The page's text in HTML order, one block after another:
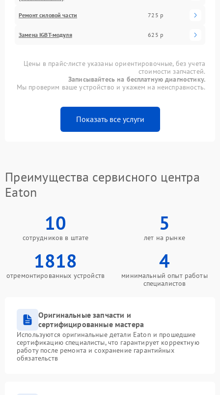
Ремонт силовой части 725 р
Замена IGBT-модуля 625 р
Цены в прайс-листе указаны ориентировочные, без учета
стоимости запчастей.
Записывайтесь на бесплатную диагностику.
Мы проверим ваше устройство и укажем на неисправность.
Показать все услуги
Преимущества сервисного центра
Eaton
10
сотрудников в штате
5
лет на рынке
1818
отремонтированных устройств
4
минимальный опыт работы
специалистов
Оригинальные запчасти и
сертифицированные мастера
Используются оригинальные детали Eaton и прошедшие
сертификацию специалисты, что гарантирует корректную
работу после ремонта и сохранение гарантийных
обязательств